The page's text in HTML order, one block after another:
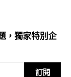
，獨家特別企
訂閱